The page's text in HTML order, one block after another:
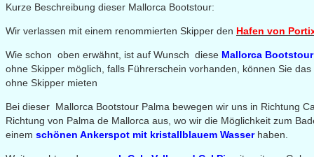
Kurze Beschreibung dieser Mallorca Bootstour:
Wir verlassen mit einem renommierten Skipper den Hafen von
Wie schon oben erwähnt, ist auf Wunsch diese Mallorca
ohne Skipper möglich, falls Führerschein vorhanden, können Sie
ohne Skipper mieten
Bei dieser Mallorca Bootstour Palma bewegen wir uns in Richtung
Richtung von Palma de Mallorca aus, wo wir die Möglichkeit zum
einem schönen Ankerspot mit kristallblauem Wasserhaben.